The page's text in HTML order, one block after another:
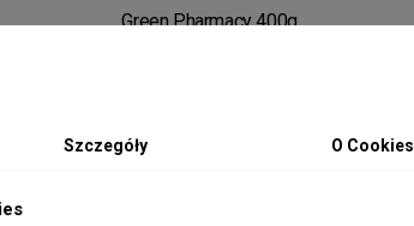
Green Pharmacy 400g
Szczegóły O Cookies